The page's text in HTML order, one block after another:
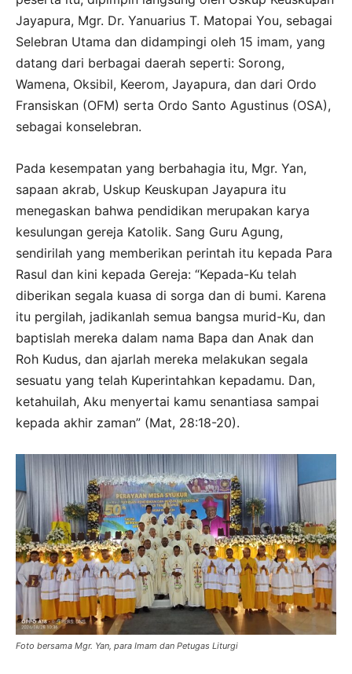
Jayapura, Mgr. Dr. Yanuarius T. Matopai You, sebagai
Selebran Utama dan didampingi oleh 15 imam, yang
datang dari berbagai daerah seperti: Sorong,
Wamena, Oksibil, Keerom, Jayapura, dan dari Ordo
Fransiskan (OFM) serta Ordo Santo Agustinus (OSA),
sebagai konselebran.
Pada kesempatan yang berbahagia itu, Mgr. Yan,
sapaan akrab, Uskup Keuskupan Jayapura itu
menegaskan bahwa pendidikan merupakan karya
kesulungan gereja Katolik. Sang Guru Agung,
sendirilah yang memberikan perintah itu kepada Para
Rasul dan kini kepada Gereja: “Kepada-Ku telah
diberikan segala kuasa di sorga dan di bumi. Karena
itu pergilah, jadikanlah semua bangsa murid-Ku, dan
baptislah mereka dalam nama Bapa dan Anak dan
Roh Kudus, dan ajarlah mereka melakukan segala
sesuatu yang telah Kuperintahkan kepadamu. Dan,
ketahuilah, Aku menyertai kamu senantiasa sampai
kepada akhir zaman” (Mat, 28:18-20).
Foto bersama Mgr. Yan, para Imam dan Petugas Liturgi